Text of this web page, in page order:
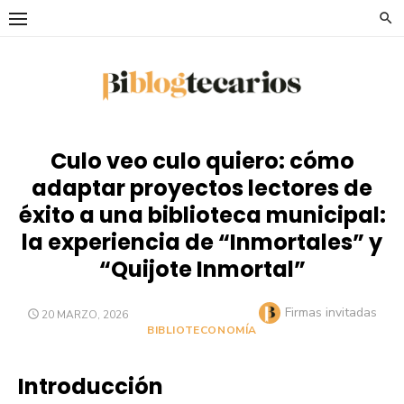
Saltar
Culo veo culo quiero: cómo
adaptar proyectos lectores de
éxito a una biblioteca municipal:
la experiencia de “Inmortales” y
“Quijote Inmortal”
PUBLICADO
20 MARZO, 2026 Autor
Firmas invitadas
BIBLIOTECONOMÍA
Introducción